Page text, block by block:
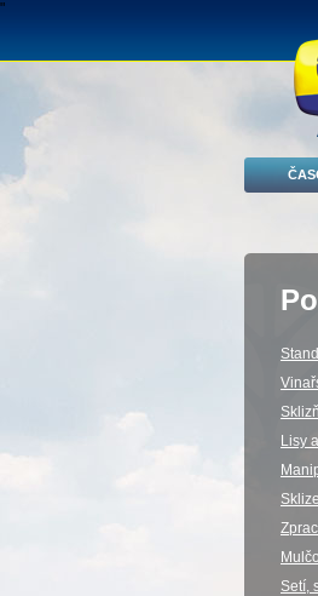
"
Lisy
Setí,